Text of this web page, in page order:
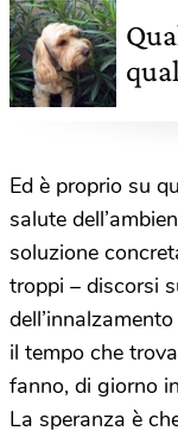
Ed è proprio su
salute
soluzione
troppi – discorsi
il tempo che
fanno, di giorno
La speranza è